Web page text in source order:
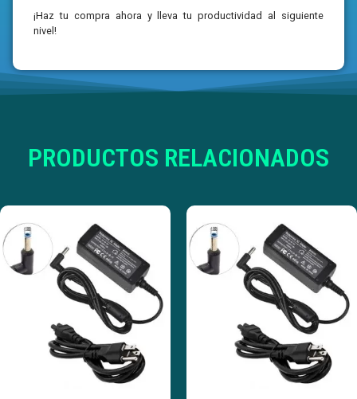
¡Haz tu compra ahora y lleva tu productividad al siguiente
nivel!
PRODUCTOS RELACIONADOS